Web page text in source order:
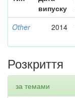
випуску
Other 2014
Розкриття
за темами